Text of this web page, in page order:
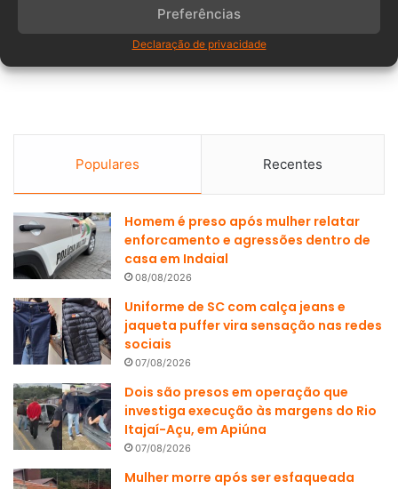
Preferências
Declaração de privacidade
Populares Recentes
Homem é preso após mulher relatar
enforcamento e agressões dentro de
casa em Indaial
08/08/2026
Uniforme de SC com calça jeans e
jaqueta puffer vira sensação nas redes
sociais
07/08/2026
Dois são presos em operação que
investiga execução às margens do Rio
Itajaí-Açu, em Apiúna
07/08/2026
Mulher morre após ser esfaqueada